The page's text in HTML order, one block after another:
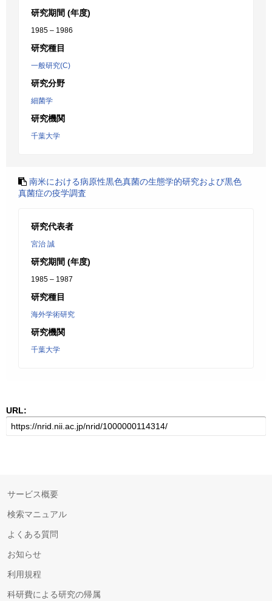
研究期間 (年度)
1985 – 1986
研究種目
一般研究(C)
研究分野
細菌学
研究機関
千葉大学
南米における病原性黒色真菌の生態学的研究および黒色
真菌症の疫学調査
研究代表者
宮治 誠
研究期間 (年度)
1985 – 1987
研究種目
海外学術研究
研究機関
千葉大学
URL:
サービス概要
検索マニュアル
よくある質問
お知らせ
利用規程
科研費による研究の帰属